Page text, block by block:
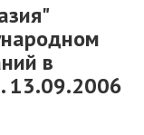
в
13.09.2006